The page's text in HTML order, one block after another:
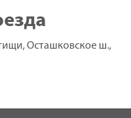
Осташковское ш.,